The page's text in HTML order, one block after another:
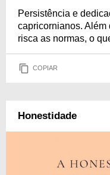
Persistência e
capricornianos. Além
risca as normas, o
COPIAR
Honestidade